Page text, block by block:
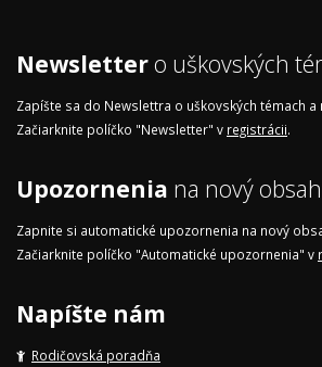
Newsletter o uškovských
Zapíšte sa do Newslettra o uškovských témach a
Začiarknite políčko "Newsletter" v registrácii.
Upozornenia na nový
Zapnite si automatické upozornenia na nový
Začiarknite políčko "Automatické upozornenia" v
Napíšte nám
Rodičovská poradňa